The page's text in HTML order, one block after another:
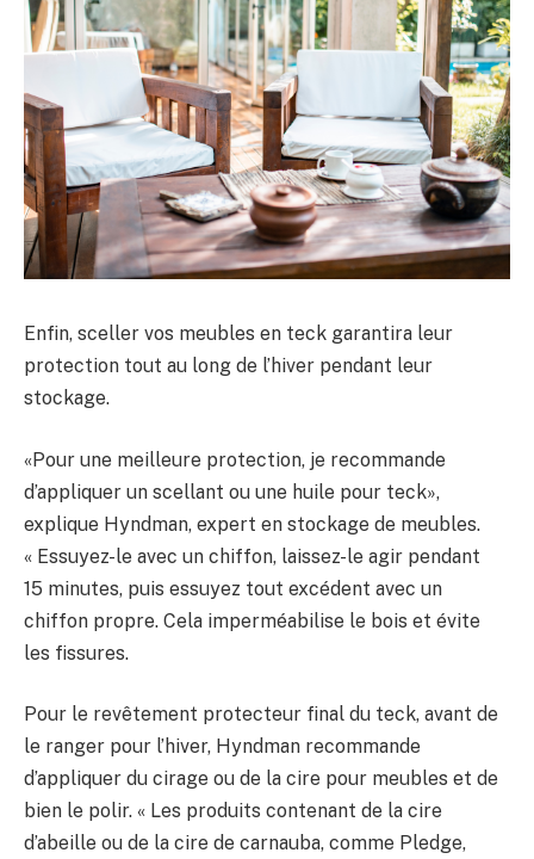
Enfin, sceller vos meubles en teck garantira leur
protection tout au long de l’hiver pendant leur
stockage.
«Pour une meilleure protection, je recommande
d’appliquer un scellant ou une huile pour teck»,
explique Hyndman, expert en stockage de meubles.
« Essuyez-le avec un chiffon, laissez-le agir pendant
15 minutes, puis essuyez tout excédent avec un
chiffon propre. Cela imperméabilise le bois et évite
les fissures.
Pour le revêtement protecteur final du teck, avant de
le ranger pour l’hiver, Hyndman recommande
d’appliquer du cirage ou de la cire pour meubles et de
bien le polir. « Les produits contenant de la cire
d’abeille ou de la cire de carnauba, comme Pledge,